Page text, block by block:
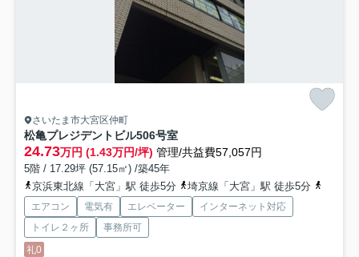
さいたま市大宮区仲町
松亀プレジデントビル506号室
24.73万円 (1.43万円/坪) 管理/共益費57,057円
5階 / 17.29坪 (57.15㎡) /築45年
京浜東北線「大宮」駅 徒歩5分
埼京線「大宮」駅 徒歩5分
エアコン 電気有 エレベーター
インターネット対応
トイレ２ヶ所
事務所可
礼0